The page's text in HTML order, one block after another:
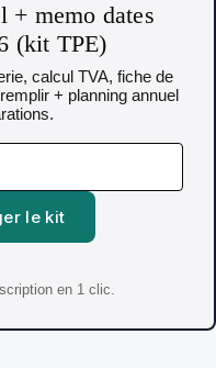
+ memo dates
(kit TPE)
calcul TVA, fiche de
+ planning annuel
le kit
en 1 clic.